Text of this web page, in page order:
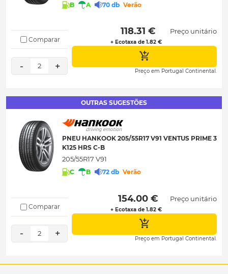
B A 70 db Verão
Comparar
- 2 +
118.31 €
+ Ecotaxa de 1.82 €
Preço unitário
Preço em Portugal Continental.
OUTRAS SUGESTÕES
PNEU HANKOOK 205/55R17 V91 VENTUS PRIME 3
K125 HRS C-B
205/55R17 V91
C B 72 db Verão
Comparar
- 2 +
154.00 €
+ Ecotaxa de 1.82 €
Preço unitário
Preço em Portugal Continental.